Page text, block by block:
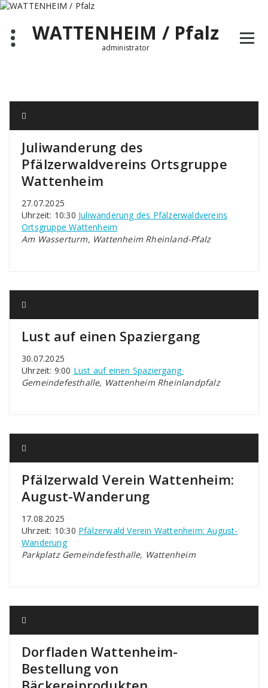
Zum
springenWATTENHEIM / Pfalz
administrator
Juliwanderung des
Pfälzerwaldvereins Ortsgruppe
Wattenheim
27.07.2025
Uhrzeit: 10:30 Juliwanderung des Pfälzerwaldvereins
Ortsgruppe Wattenheim
Am Wasserturm, Wattenheim Rheinland-Pfalz
Lust auf einen Spaziergang
30.07.2025
Uhrzeit: 9:00 Lust auf einen Spaziergang
Gemeindefesthalle, Wattenheim Rheinlandpfalz
Pfälzerwald Verein Wattenheim:
August-Wanderung
17.08.2025
Uhrzeit: 10:30 Pfälzerwald Verein Wattenheim: August-
Wanderung
Parkplatz Gemeindefesthalle, Wattenheim
Dorfladen Wattenheim-
Bestellung von